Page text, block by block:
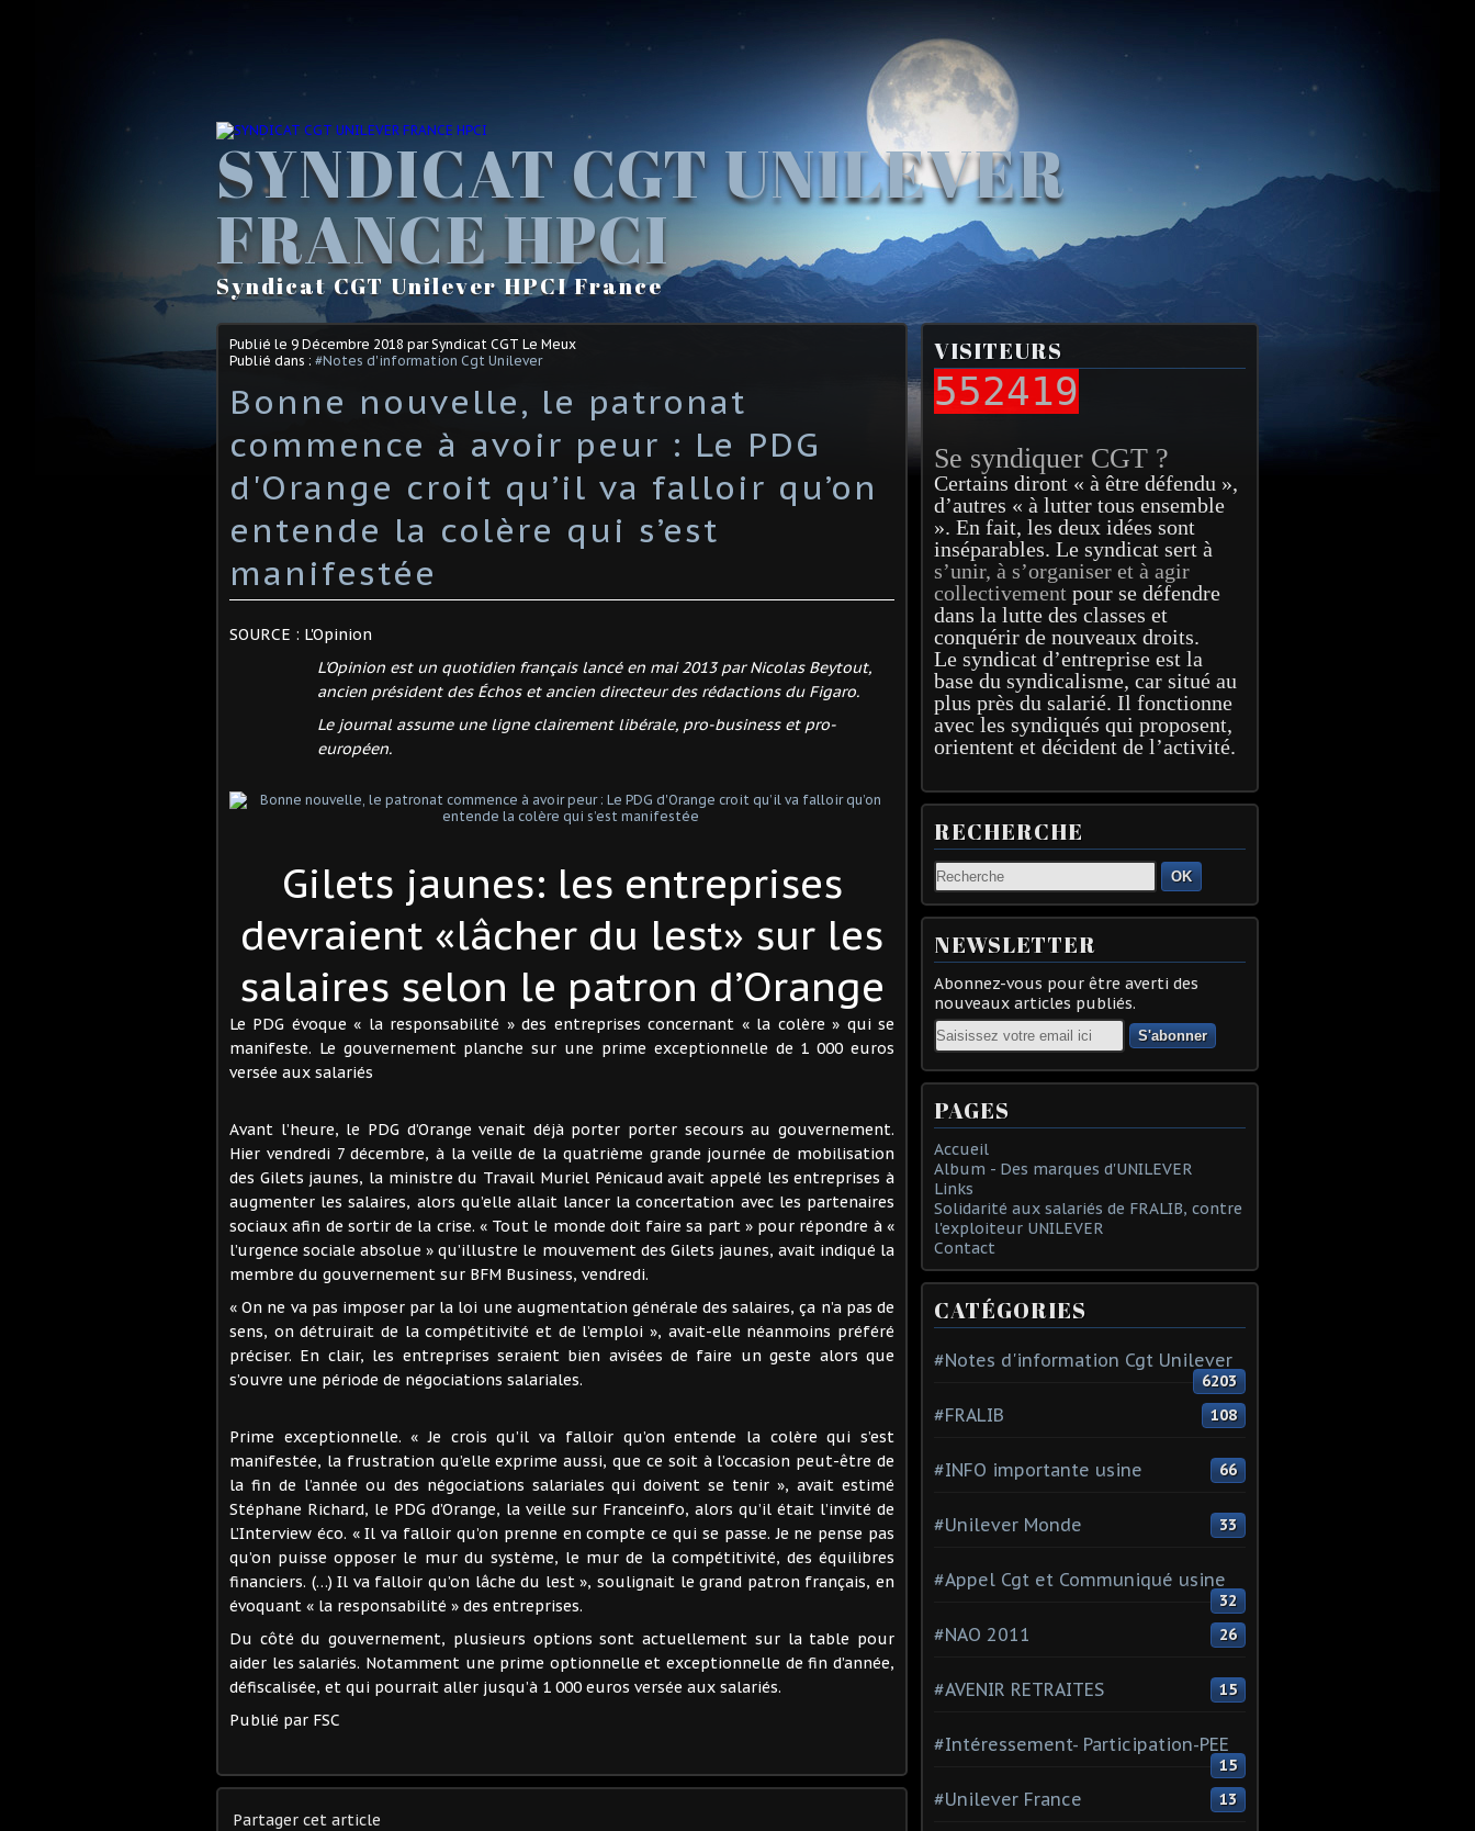
SYNDICAT CGT UNILEVER
FRANCE HPCI
Syndicat CGT Unilever HPCI France
Publié le 9 Décembre 2018 par Syndicat CGT Le Meux
Publié dans : #Notes d'information Cgt Unilever
Bonne nouvelle, le patronat
commence à avoir peur : Le PDG
d'Orange croit qu’il va falloir qu’on
entende la colère qui s’est
manifestée
SOURCE : L'Opinion
L'Opinion est un quotidien français lancé en mai 2013 par Nicolas Beytout,
ancien président des Échos et ancien directeur des rédactions du Figaro.
Le journal assume une ligne clairement libérale, pro-business et pro-
européen.
Gilets jaunes: les entreprises
devraient «lâcher du lest» sur les
salaires selon le patron d’Orange
Le PDG évoque « la responsabilité » des entreprises concernant « la colère » qui se
manifeste. Le gouvernement planche sur une prime exceptionnelle de 1 000 euros
versée aux salariés
Avant l’heure, le PDG d’Orange venait déjà porter porter secours au gouvernement.
Hier vendredi 7 décembre, à la veille de la quatrième grande journée de mobilisation
des Gilets jaunes, la ministre du Travail Muriel Pénicaud avait appelé les entreprises à
augmenter les salaires, alors qu’elle allait lancer la concertation avec les partenaires
sociaux afin de sortir de la crise. « Tout le monde doit faire sa part » pour répondre à «
l’urgence sociale absolue » qu’illustre le mouvement des Gilets jaunes, avait indiqué la
membre du gouvernement sur BFM Business, vendredi.
« On ne va pas imposer par la loi une augmentation générale des salaires, ça n’a pas de
sens, on détruirait de la compétitivité et de l’emploi », avait-elle néanmoins préféré
préciser. En clair, les entreprises seraient bien avisées de faire un geste alors que
s’ouvre une période de négociations salariales.
Prime exceptionnelle. « Je crois qu’il va falloir qu’on entende la colère qui s’est
manifestée, la frustration qu’elle exprime aussi, que ce soit à l’occasion peut-être de
la fin de l’année ou des négociations salariales qui doivent se tenir », avait estimé
Stéphane Richard, le PDG d’Orange, la veille sur Franceinfo, alors qu’il était l’invité de
L’Interview éco. « Il va falloir qu’on prenne en compte ce qui se passe. Je ne pense pas
qu’on puisse opposer le mur du système, le mur de la compétitivité, des équilibres
financiers. (…) Il va falloir qu’on lâche du lest », soulignait le grand patron français, en
évoquant « la responsabilité » des entreprises.
Du côté du gouvernement, plusieurs options sont actuellement sur la table pour
aider les salariés. Notamment une prime optionnelle et exceptionnelle de fin d’année,
défiscalisée, et qui pourrait aller jusqu’à 1 000 euros versée aux salariés.
Publié par FSC
Partager cet article
VISITEURS
552419
Se syndiquer CGT ?
Certains diront « à être défendu »,
d’autres « à lutter tous ensemble
». En fait, les deux idées sont
inséparables. Le syndicat sert à
s’unir, à s’organiser et à agir
collectivement pour se défendre
dans la lutte des classes et
conquérir de nouveaux droits.
Le syndicat d’entreprise est la
base du syndicalisme, car situé au
plus près du salarié. Il fonctionne
avec les syndiqués qui proposent,
orientent et décident de l’activité.
RECHERCHE
OK
NEWSLETTER
Abonnez-vous pour être averti des
nouveaux articles publiés.
Email
PAGES
Accueil
Album - Des marques d'UNILEVER
Links
Solidarité aux salariés de FRALIB, contre
l'exploiteur UNILEVER
Contact
CATÉGORIES
#Notes d'information Cgt Unilever
6203
#FRALIB 108
#INFO importante usine 66
#Unilever Monde 33
#Appel Cgt et Communiqué usine
32
#NAO 2011 26
#AVENIR RETRAITES 15
#Intéressement- Participation-PEE
15
#Unilever France 13